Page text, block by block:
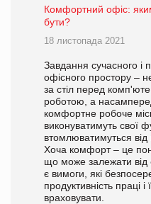
Комфортний офіс:
бути?
18 листопада 2021
Завдання сучасного і
офісного простору –
за стіл перед
роботою, а
комфортне робоче
виконуватимуть свої
втомлюватимуться
Хоча комфорт – це
що може залежати від
є вимоги, які
продуктивність праці
враховувати.